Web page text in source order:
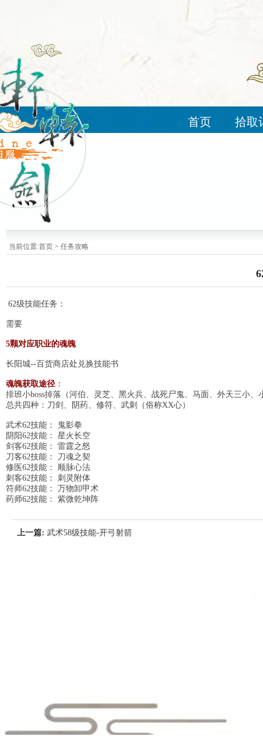
首页 拾取
当前位置:首页 > 任务攻略
62级技能任务：
需要
5颗对应职业的魂魄
长阳城--百货商店处兑换技能书
魂魄获取途径：
排班小boss掉落（河伯、灵芝、黑火兵、战死尸鬼、马面、外天三小、
总共四种：刀剑、阴药、修符、武刺（俗称XX心）
武术62技能： 鬼影拳
阴阳62技能： 星火长空
剑客62技能： 雷霆之怒
刀客62技能： 刀魂之契
修医62技能： 顺脉心法
刺客62技能： 刺灵附体
符师62技能： 万物卸甲术
药师62技能： 紫微乾坤阵
上一篇:武术58级技能-开弓射箭